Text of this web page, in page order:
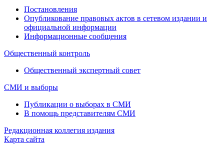
Постановления
Опубликование правовых актов в сетевом издании и
официальной информации
Информационные сообщения
Общественный контроль
Общественный экспертный совет
СМИ и выборы
Публикации о выборах в СМИ
В помощь представителям СМИ
Редакционная коллегия издания
Карта сайта